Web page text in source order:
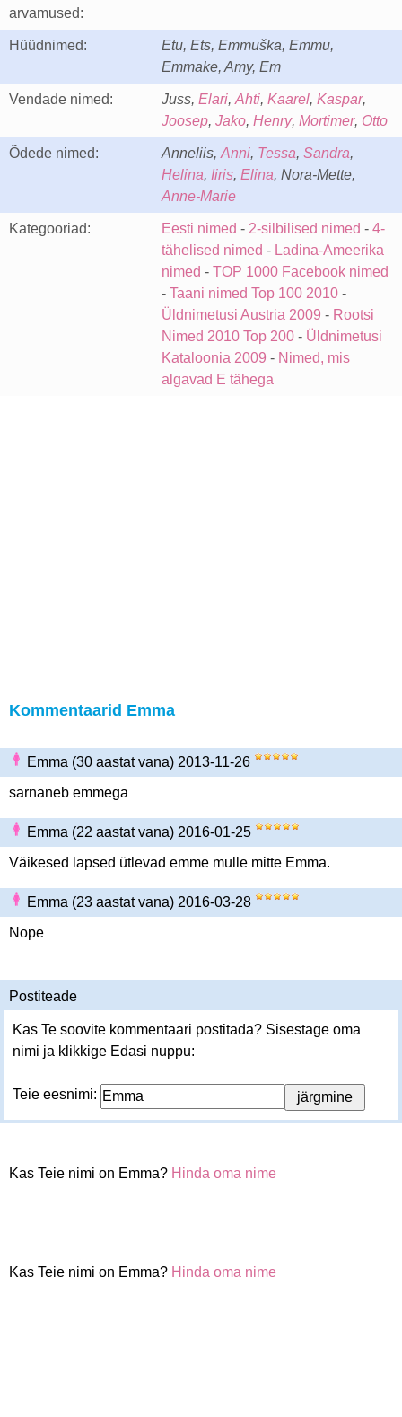
arvamused:
Hüüdnimed:
Etu, Ets, Emmuška, Emmu,
Emmake, Amy, Em
Vendade nimed: Juss, Elari, Ahti, Kaarel, Kaspar,
Joosep, Jako, Henry, Mortimer, Otto
Õdede nimed: Anneliis, Anni, Tessa, Sandra,
Helina, Iiris, Elina, Nora-Mette,
Anne-Marie
Kategooriad: Eesti nimed - 2-silbilised nimed - 4-
tähelised nimed - Ladina-Ameerika
nimed - TOP 1000 Facebook nimed
- Taani nimed Top 100 2010 -
Üldnimetusi Austria 2009 - Rootsi
Nimed 2010 Top 200 - Üldnimetusi
Kataloonia 2009 - Nimed, mis
algavad E tähega
Kommentaarid Emma
Emma (30 aastat vana) 2013-11-26
sarnaneb emmega
Emma (22 aastat vana) 2016-01-25
Väikesed lapsed ütlevad emme mulle mitte Emma.
Emma (23 aastat vana) 2016-03-28
Nope
Postiteade
Kas Te soovite kommentaari postitada? Sisestage oma
nimi ja klikkige Edasi nuppu:
Teie eesnimi:
Kas Teie nimi on Emma? Hinda oma nime
Kas Teie nimi on Emma? Hinda oma nime